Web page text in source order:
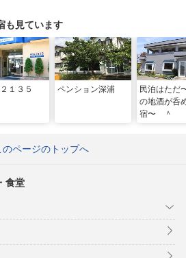
も見ています
１３５ ペンション深浦
民泊はただ
の地酒が呑
宿〜 ＾
のページのトップへ
食堂